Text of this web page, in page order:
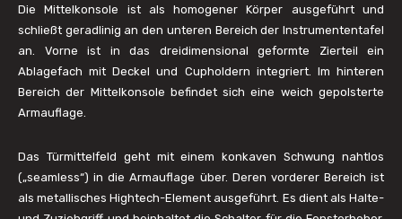
Die Mittelkonsole ist als homogener Körper ausgeführt und
schließt geradlinig an den unteren Bereich der Instrumententafel
an. Vorne ist in das dreidimensional geformte Zierteil ein
Ablagefach mit Deckel und Cupholdern integriert. Im hinteren
Bereich der Mittelkonsole befindet sich eine weich gepolsterte
Armauflage.
Das Türmittelfeld geht mit einem konkaven Schwung nahtlos
(„seamless“) in die Armauflage über. Deren vorderer Bereich ist
als metallisches Hightech-Element ausgeführt. Es dient als Halte-